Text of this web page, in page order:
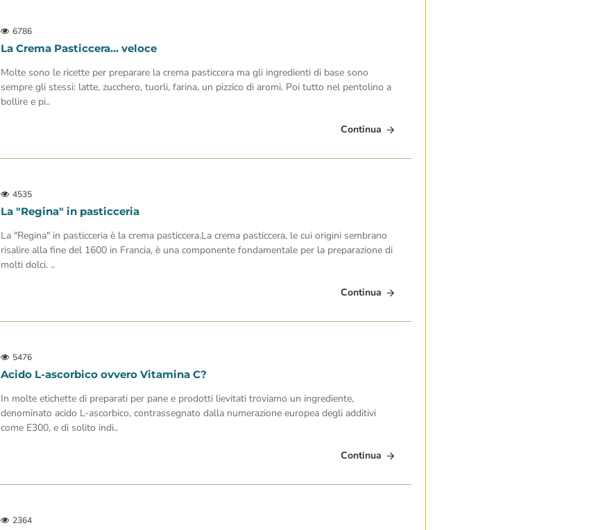
6786
La Crema Pasticcera... veloce
Molte sono le ricette per preparare la crema pasticcera ma gli ingredienti di base sono
sempre gli stessi: latte, zucchero, tuorli, farina, un pizzico di aromi. Poi tutto nel pentolino a
bollire e pi..
Continua
4535
La "Regina" in pasticceria
La "Regina" in pasticceria è la crema pasticcera.La crema pasticcera, le cui origini sembrano
risalire alla fine del 1600 in Francia, è una componente fondamentale per la preparazione di
molti dolci. ..
Continua
5476
Acido L-ascorbico ovvero Vitamina C?
In molte etichette di preparati per pane e prodotti lievitati troviamo un ingrediente,
denominato acido L-ascorbico, contrassegnato dalla numerazione europea degli additivi
come E300, e di solito indi..
Continua
2364